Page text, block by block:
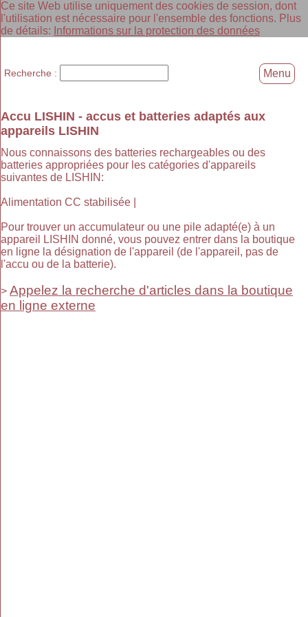
Ce site Web utilise uniquement des cookies de session, dont
l'utilisation est nécessaire pour l'ensemble des fonctions. Plus
de détails: Informations sur la protection des données
Accu LISHIN - accus et batteries adaptés aux
appareils LISHIN
Nous connaissons des batteries rechargeables ou des
batteries appropriées pour les catégories d'appareils
suivantes de LISHIN:
Alimentation CC stabilisée |
Pour trouver un accumulateur ou une pile adapté(e) à un
appareil LISHIN donné, vous pouvez entrer dans la boutique
en ligne la désignation de l'appareil (de l'appareil, pas de
l'accu ou de la batterie).
> Appelez la recherche d'articles dans la boutique
en ligne externe
Recherche : Menu